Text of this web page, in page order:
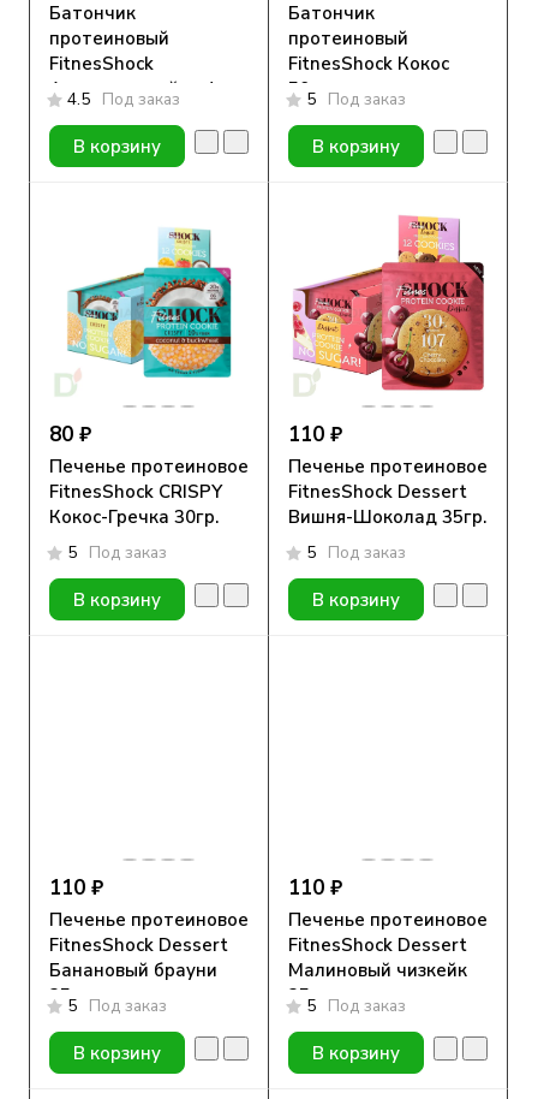
Батончик
протеиновый
FitnesShock
Апельсиновый кофе
40гр.
4.5 Под заказ
В корзину
Батончик
протеиновый
FitnesShock Кокос
50гр.
5 Под заказ
В корзину
80 ₽
Печенье протеиновое
FitnesShock CRISPY
Кокос-Гречка 30гр.
5 Под заказ
В корзину
110 ₽
Печенье протеиновое
FitnesShock Dessert
Вишня-Шоколад 35гр.
5 Под заказ
В корзину
110 ₽
Печенье протеиновое
FitnesShock Dessert
Банановый брауни
35гр.
5 Под заказ
В корзину
110 ₽
Печенье протеиновое
FitnesShock Dessert
Малиновый чизкейк
35гр.
5 Под заказ
В корзину